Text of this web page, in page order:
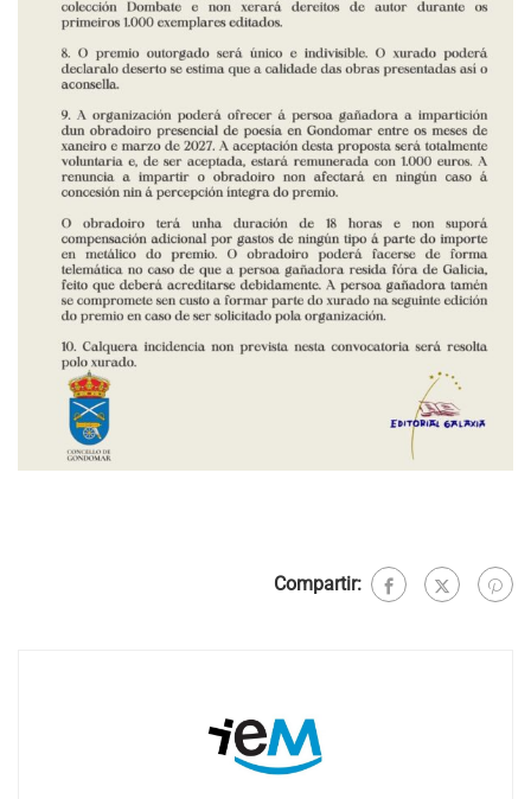
Compartir: